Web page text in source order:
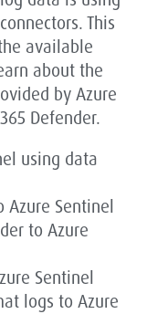
This
available
about the
by Azure
Defender.
using data
Azure Sentinel
to Azure
Sentinel
logs to Azure